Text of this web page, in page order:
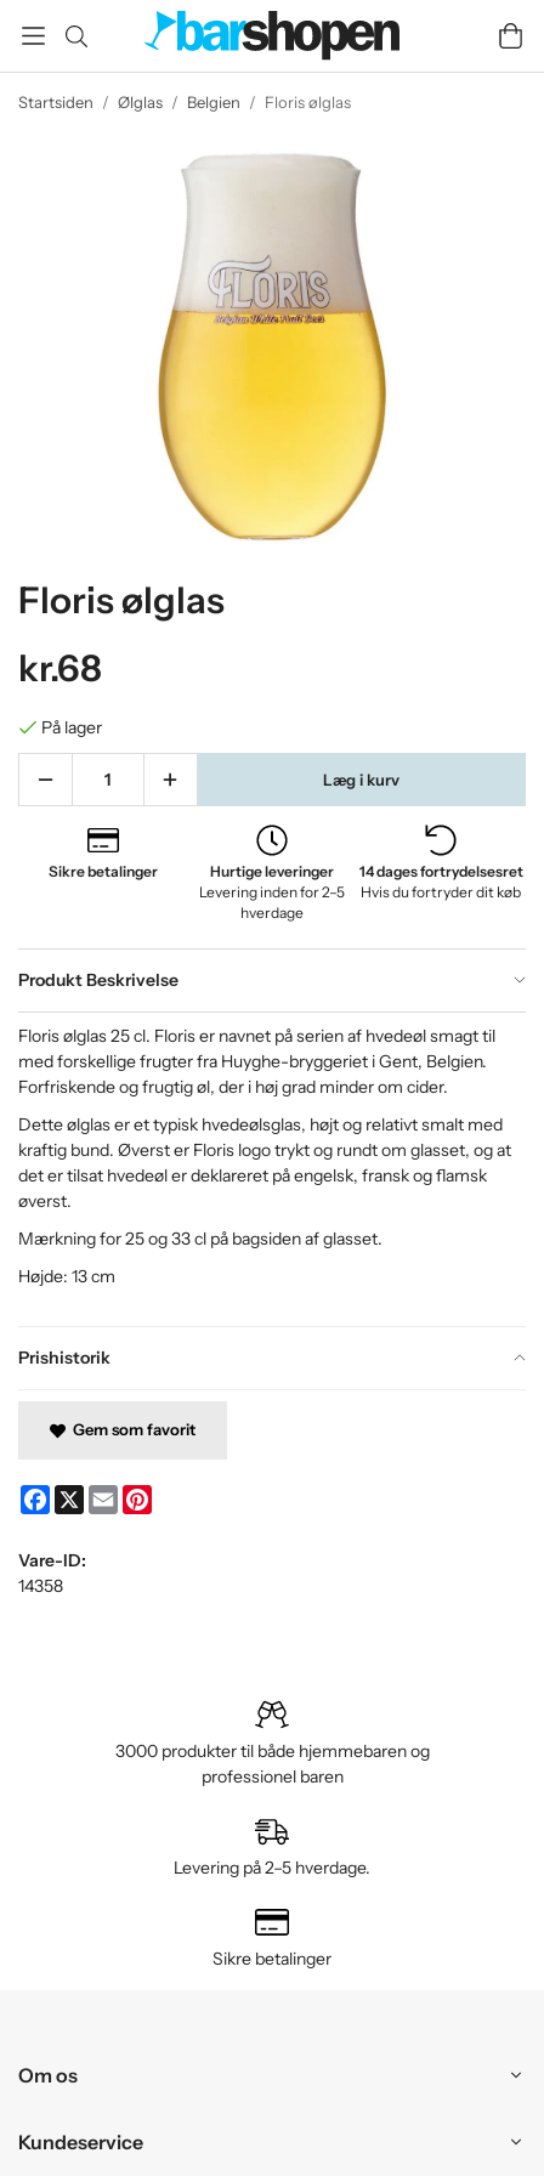
Startsiden / Ølglas / Belgien / Floris ølglas
Floris ølglas
kr.68
På lager
Læg i kurv
Sikre betalinger
Hurtige leveringer
Levering inden for 2–5
hverdage
14 dages fortrydelsesret
Hvis du fortryder dit køb
Produkt Beskrivelse
Prishistorik
Floris ølglas 25 cl. Floris er navnet på serien af ​​hvedeøl smagt til
med forskellige frugter fra Huyghe-bryggeriet i Gent, Belgien.
Forfriskende og frugtig øl, der i høj grad minder om cider.
Dette ølglas er et typisk hvedeølsglas, højt og relativt smalt med
kraftig bund. Øverst er Floris logo trykt og rundt om glasset, og at
det er tilsat hvedeøl er deklareret på engelsk, fransk og flamsk
øverst.
Mærkning for 25 og 33 cl på bagsiden af ​​glasset.
Højde: 13 cm
Gem som favorit
Facebook
X Email
Vare-ID:
14358
3000 produkter til både hjemmebaren og
professionel baren
Levering på 2–5 hverdage.
Sikre betalinger
Om os
Kundeservice